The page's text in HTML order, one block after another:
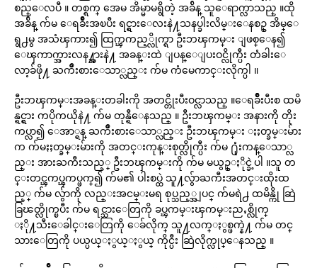
စည္ေလပီ ။ တစ္ရက္ အေမ အိမ္မာမရွိတဲ့ အခ်ိန္ သူေရာက္လာသည္ ။ထို
အခ်ိန္ က်မ ေရခ်ိဳးအၿပီး ရင္ရွားေလးနဲ႔သနပ္ခါးလိမ္းေနစဥ္ အိမ္ေ
ရွ႕မွ အသံၾကား၍ ထြက္ၾကည့္လိုက္ရာ ဦးဘၾကမ္း ျဖစ္ေန၍
ေၾကာက္အားလန႔္အားနဲ႔ အခန္းထဲ ျပန္ေျပးဝင္လိုက္ပီး တံခါးေ
လာ့ခ်ဖို႔ ႀကိဳးစားေသာ္လည္း က်မ ကံမေကာင္းလိုက္ပါ ။
ဦးဘၾကမ္းအခန္းတခါးကို အတင္တိုးပီးဝင္လာသည္ ။ေရခ်ိဳးပီးစ ထမိ
န္ရင္ရွား ကပိုကယိုနဲ႔ ‌က်မ တုန္ရီေနသည္ ။ ဦးဘၾကမ္း အနားကို တိုး
ကပ္လာ၍ ေအာ္ရန္ ႀကိဳးစားေသာ္လည္း ဦးဘၾကမ္း ႏႈတ္ခမ္းမ်ား
က က်မႏႈတ္ခမ္းမ်ားကို အတင္းကုန္းစုတ္လိုက္ပီး က်မ ႐ုံးကန္ေသာ္လ
ည္း အားႀကီးသည့္ ဦးဘၾကမ္းကို က်မ မယွဥ္ႏိုင္ခဲ့ပါ ။သူ တ
င္းတင္ၾကပ္ၾကပ္ဖက္၍ က်မ၏ ပါးစပ္ထဲ သူ႔လွ်ာႀကီးအတင္းထိုးထ
ည့္ က်မ လွ်ာကို လည္းအငမ္းမရ စုပ္သည့္အျပင္ က်မရဲ႕ ထမိန္ကို ဆြဲ
ခြၽတ္လိုက္ၿပီး က်မ ရင္သားေတြကို ခပ္ၾကမ္းၾကမ္းညႇစ္လိုက္
ႏို႔သီးေခါင္းေတြကို ေခ်လိုက္ သူ႔လက္ႏွစ္ဖက္နဲ႔ က်မ တင္
သားေတြကို ပယ္ပယ္ႏွယ္ႏွယ္ ကိုင္ပီး ဆြဲလိုက္လုပ္ေနသည္ ။